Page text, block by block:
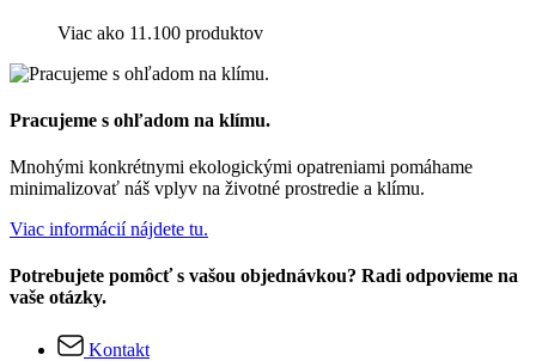
Viac ako 11.100 produktov
Pracujeme s ohľadom na klímu.
Mnohými konkrétnymi ekologickými opatreniami pomáhame
minimalizovať náš vplyv na životné prostredie a klímu.
Viac informácií nájdete tu.
Potrebujete pomôcť s vašou objednávkou? Radi odpovieme na
vaše otázky.
Kontakt